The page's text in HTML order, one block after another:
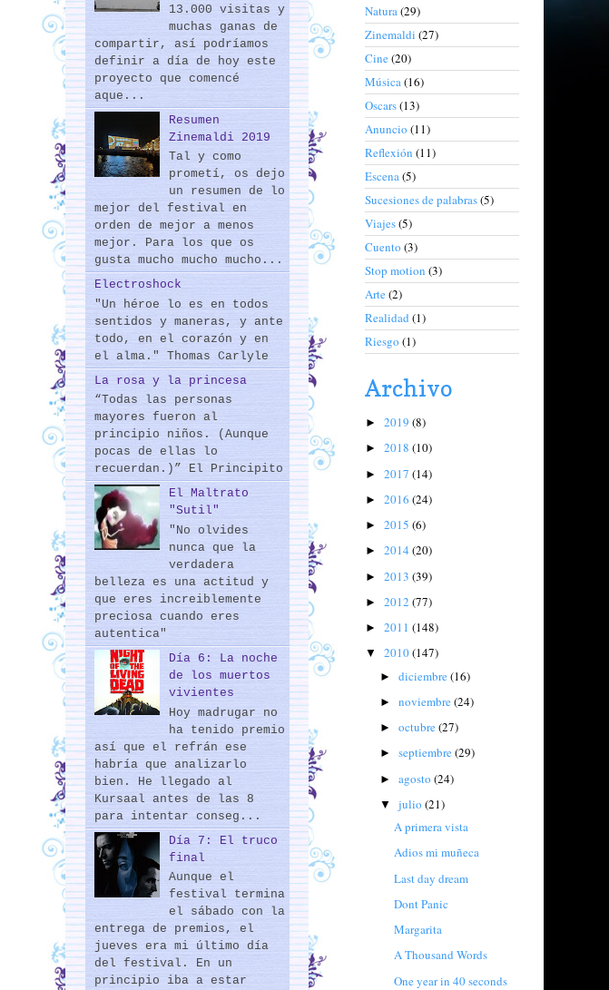
13.000 visitas y
muchas ganas de
compartir, así podríamos
definir a día de hoy este
proyecto que comencé
aque...
Resumen
Zinemaldi 2019
Tal y como
prometí, os dejo
un resumen de lo
mejor del festival en
orden de mejor a menos
mejor. Para los que os
gusta mucho mucho mucho...
Electroshock
"Un héroe lo es en todos
sentidos y maneras, y ante
todo, en el corazón y en
el alma." Thomas Carlyle
La rosa y la princesa
“Todas las personas
mayores fueron al
principio niños. (Aunque
pocas de ellas lo
recuerdan.)” El Principito
El Maltrato
"Sutil"
"No olvides
nunca que la
verdadera
belleza es una actitud y
que eres increiblemente
preciosa cuando eres
autentica"
Día 6: La noche
de los muertos
vivientes
Hoy madrugar no
ha tenido premio
así que el refrán ese
habría que analizarlo
bien. He llegado al
Kursaal antes de las 8
para intentar conseg...
Día 7: El truco
final
Aunque el
festival termina
el sábado con la
entrega de premios, el
jueves era mi último día
del festival. En un
principio iba a estar
Natura(29)
Zinemaldi (27)
Cine(20)
Música(16)
Oscars(13)
Anuncio (11)
Reflexión (11)
Escena(5)
Sucesiones de palabras(5)
Viajes(5)
Cuento (3)
Stop motion (3)
Arte(2)
Realidad (1)
Riesgo (1)
Archivo
► 2019 (8)
► 2018 (10)
► 2017 (14)
► 2016 (24)
► 2015 (6)
► 2014 (20)
► 2013 (39)
► 2012 (77)
► 2011 (148)
▼ 2010(147)
► diciembre(16)
► noviembre(24)
► octubre(27)
► septiembre(29)
► agosto (24)
▼ julio (21)
A primera vista
Adios mi muñeca
Last day dream
Dont Panic
Margarita
A Thousand Words
One year in 40 seconds